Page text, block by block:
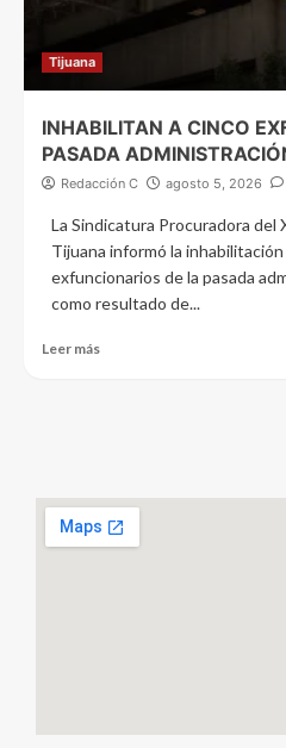
Tijuana
INHABILITAN A CINCO
PASADA
Redacción C agosto 5, 2026
La Sindicatura Procuradora
Tijuana informó la
exfuncionarios de la pasada
como resultado de...
Leer más